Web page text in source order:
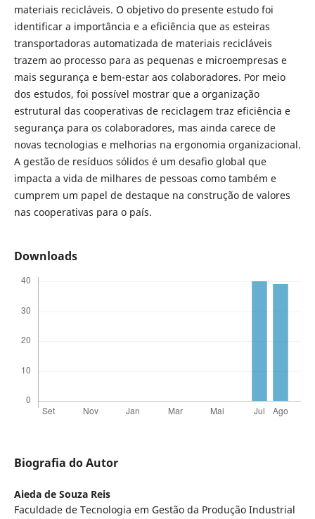
materiais recicláveis. O objetivo do presente estudo foi
identificar a importância e a eficiência que as esteiras
transportadoras automatizada de materiais recicláveis
trazem ao processo para as pequenas e microempresas e
mais segurança e bem-estar aos colaboradores. Por meio
dos estudos, foi possível mostrar que a organização
estrutural das cooperativas de reciclagem traz eficiência e
segurança para os colaboradores, mas ainda carece de
novas tecnologias e melhorias na ergonomia organizacional.
A gestão de resíduos sólidos é um desafio global que
impacta a vida de milhares de pessoas como também e
cumprem um papel de destaque na construção de valores
nas cooperativas para o país.
Downloads
Biografia do Autor
Aieda de Souza Reis
Faculdade de Tecnologia em Gestão da Produção Industrial